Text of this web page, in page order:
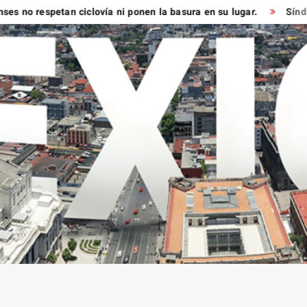
ciclovía ni ponen la basura en su lugar. Síndico muy